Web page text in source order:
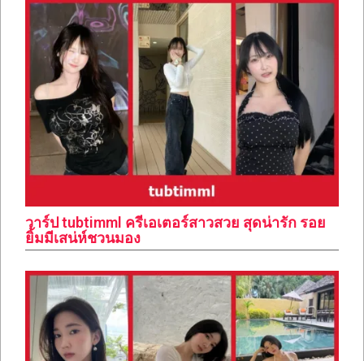
วาร์ป tubtimml ครีเอเตอร์สาวสวย สุดน่ารัก รอย
ยิ้มมีเสน่ห์ชวนมอง